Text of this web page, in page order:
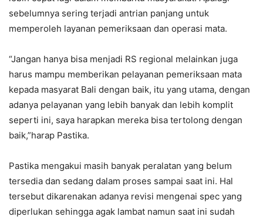
sebelumnya sering terjadi antrian panjang untuk
memperoleh layanan pemeriksaan dan operasi mata.
“Jangan hanya bisa menjadi RS regional melainkan juga
harus mampu memberikan pelayanan pemeriksaan mata
kepada masyarat Bali dengan baik, itu yang utama, dengan
adanya pelayanan yang lebih banyak dan lebih komplit
seperti ini, saya harapkan mereka bisa tertolong dengan
baik,”harap Pastika.
Pastika mengakui masih banyak peralatan yang belum
tersedia dan sedang dalam proses sampai saat ini. Hal
tersebut dikarenakan adanya revisi mengenai spec yang
diperlukan sehingga agak lambat namun saat ini sudah